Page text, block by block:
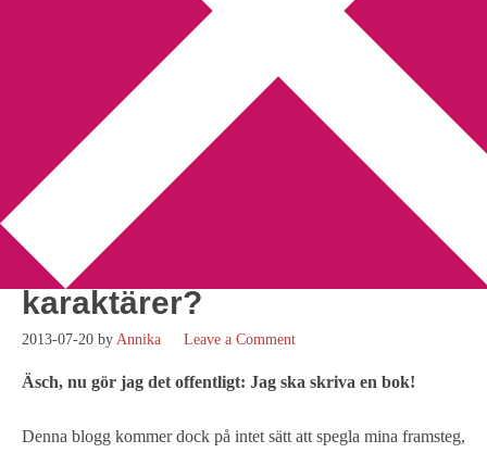
Bokbloggsjerka Bloggmaraton
Kriminalroman Min tv-blogg
You are here: skrivande
Hur går man tillväga när man
ska namnge karaktärer?
Hur går man tillväga när
man ska namnge
karaktärer?
2013-07-20 by Annika Leave a Comment
Äsch, nu gör jag det offentligt: Jag ska skriva en bok!
Denna blogg kommer dock på intet sätt att spegla mina framsteg,